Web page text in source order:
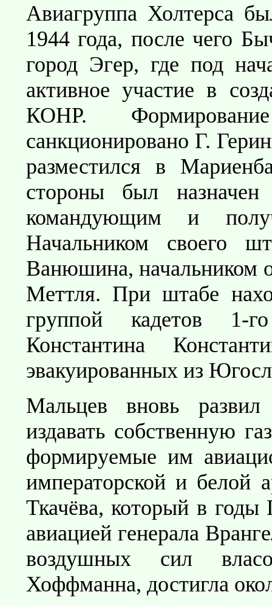
Авиагруппа Холтерса
1944 года, после чего
город Эгер, где под
активное участие в
КОНР.
санкционировано Г.
разместился в
стороны был
командующим и
Начальником своего
Ванюшина, начальником
Меттля. При штабе
группой кадетов 1-
Константина
эвакуированных из
Мальцев вновь развил
издавать собственную
формируемые им
императорской и белой
Ткачёва, который в годы
авиацией генерала
воздушных сил
Хоффманна, достигла